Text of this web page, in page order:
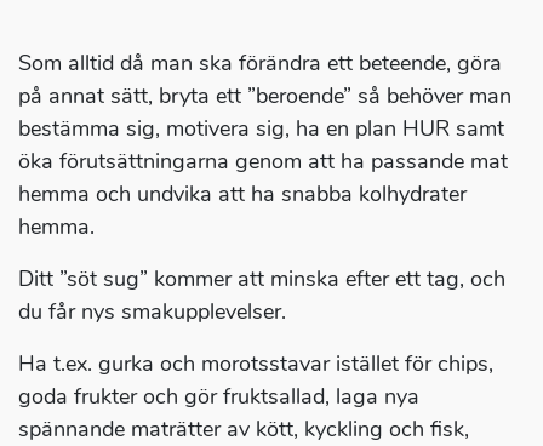
Som alltid då man ska förändra ett beteende, göra
på annat sätt, bryta ett ”beroende” så behöver man
bestämma sig, motivera sig, ha en plan HUR samt
öka förutsättningarna genom att ha passande mat
hemma och undvika att ha snabba kolhydrater
hemma.
Ditt ”söt sug” kommer att minska efter ett tag, och
du får nys smakupplevelser.
Ha t.ex. gurka och morotsstavar istället för chips,
goda frukter och gör fruktsallad, laga nya
spännande maträtter av kött, kyckling och fisk,